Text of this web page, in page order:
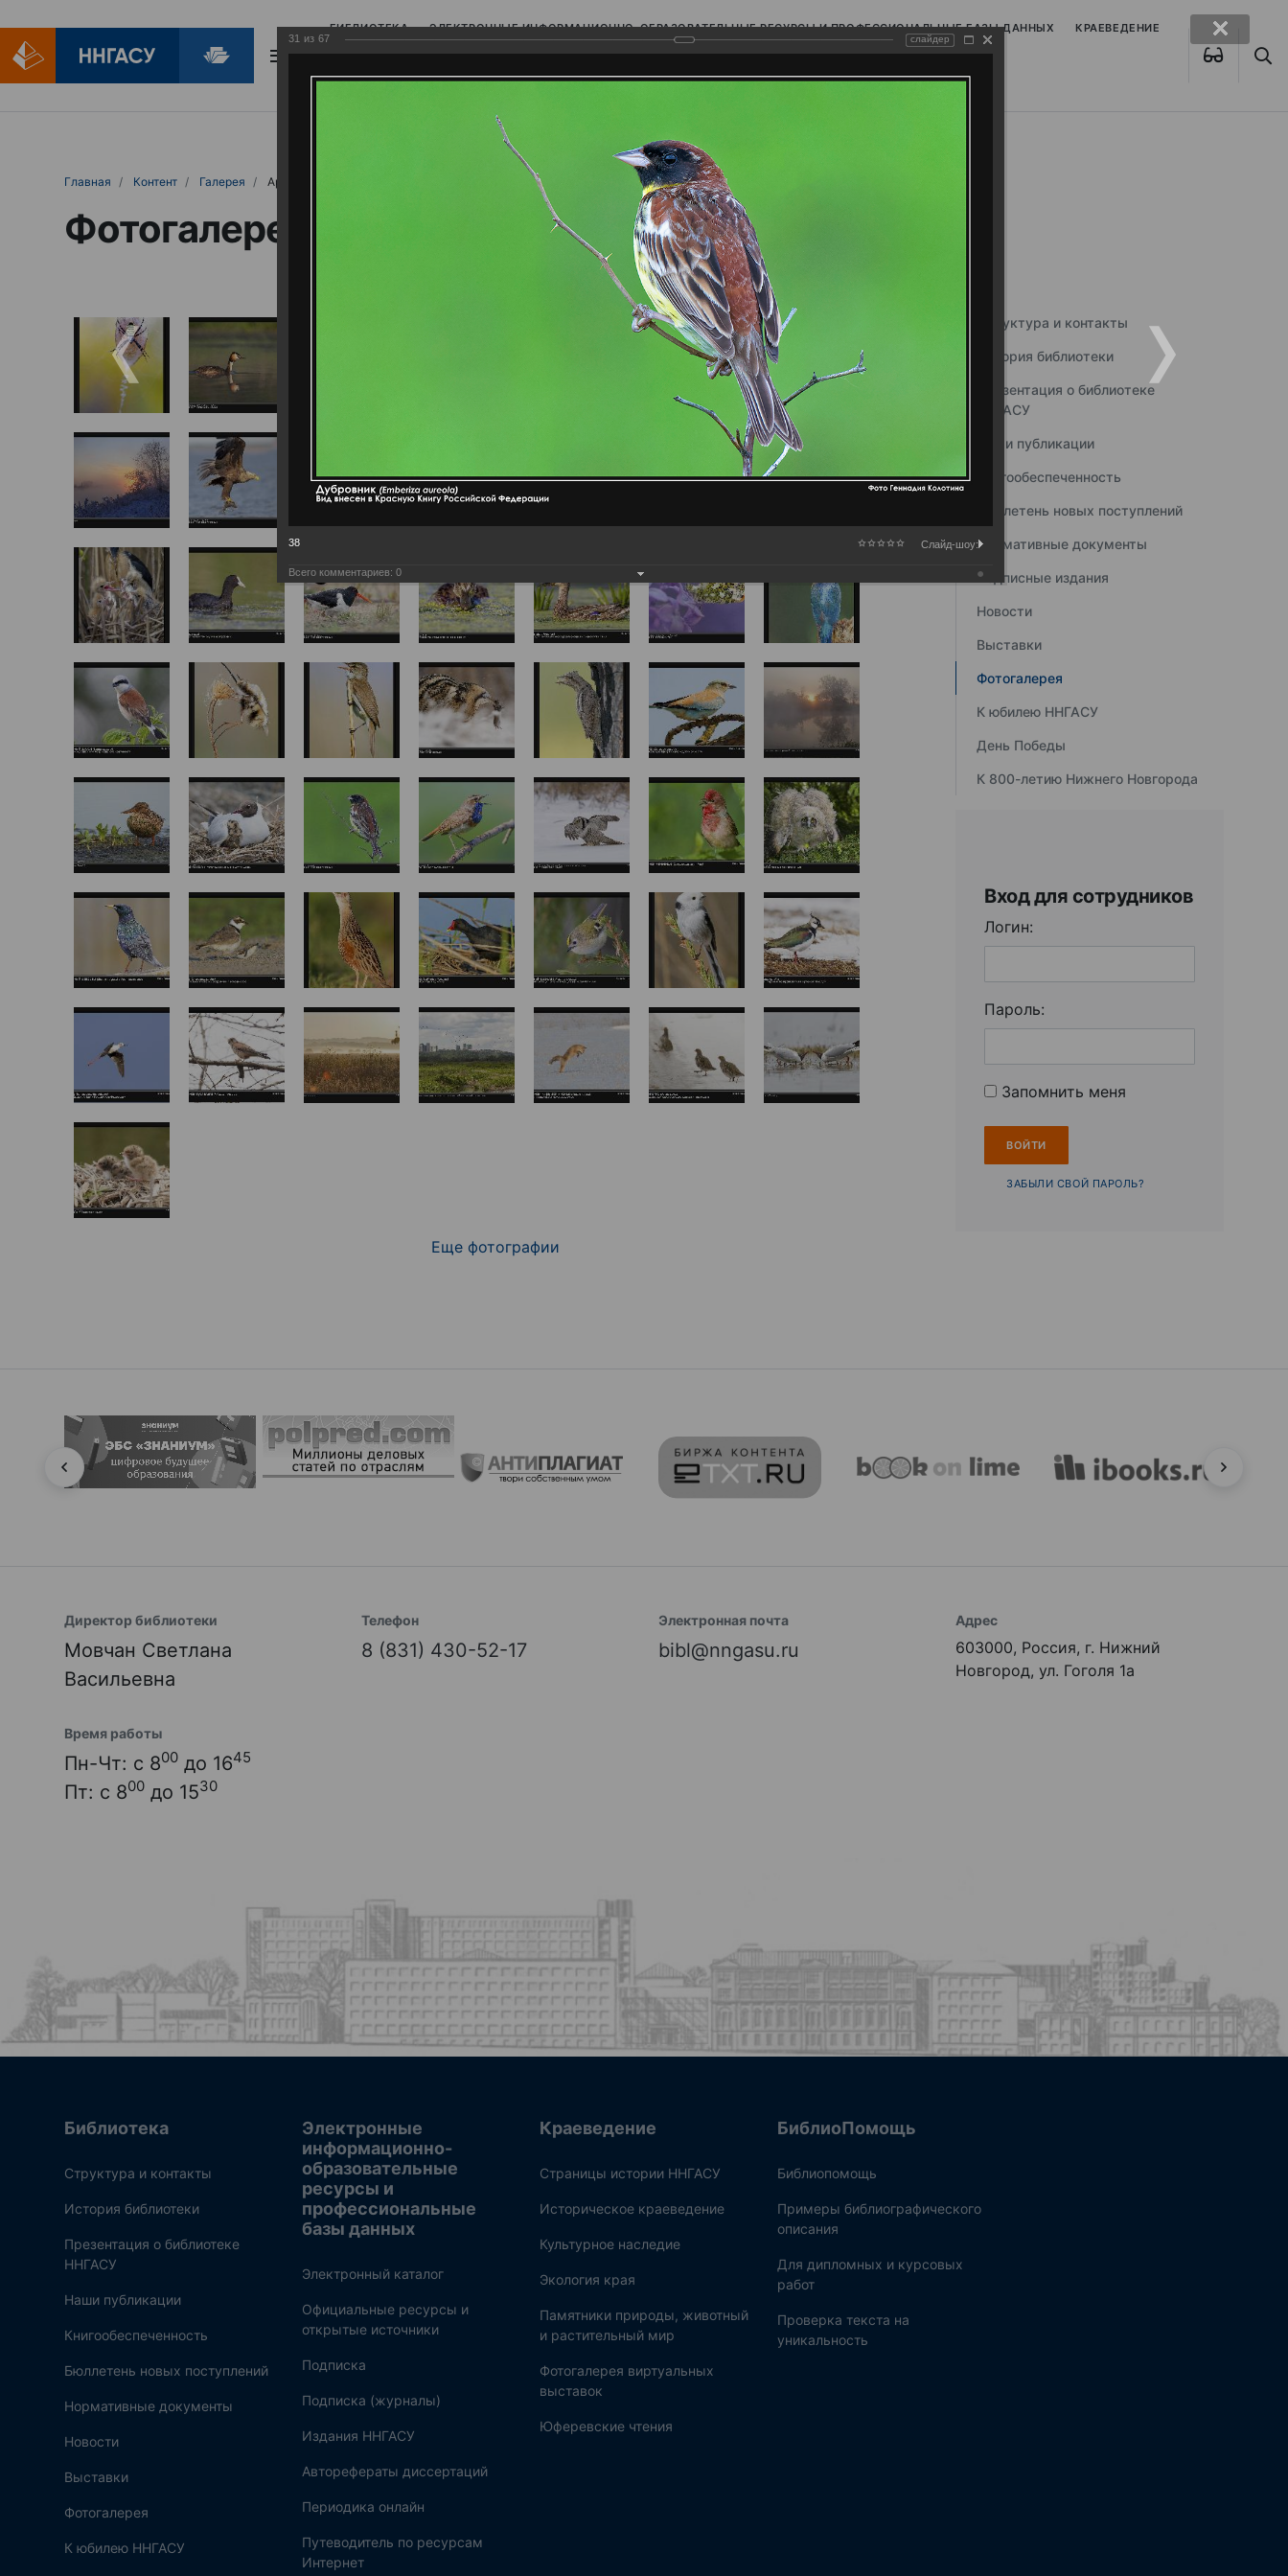
БИБЛИОТЕКА ЭЛЕКТРОННЫЕ ИНФОРМАЦИОННО-ОБРАЗОВАТЕЛЬНЫЕ РЕСУРСЫ И ПРОФЕССИОНАЛЬНЫЕ БАЗЫ ДАННЫХ КРАЕВЕДЕНИЕ
БИБЛИОПОМОЩЬ
Главная Контент Галерея Артемовские луга – жемчужина Нижегородского Поволжья
Фотогалерея
Еще фотографии
Структура и контакты
История библиотеки
Презентация о библиотеке
ННГАСУ
Наши публикации
Книгообеспеченность
Бюллетень новых поступлений
Нормативные документы
Подписные издания
Новости
Выставки
Фотогалерея
К юбилею ННГАСУ
День Победы
К 800-летию Нижнего Новгорода
Вход для сотрудников
Логин:
Пароль:
Запомнить меня
ЗАБЫЛИ СВОЙ ПАРОЛЬ?
Директор библиотеки
Мовчан Светлана
Васильевна
Телефон
8 (831) 430-52-17
Электронная почта
bibl@nngasu.ru
Адрес
603000, Россия, г. Нижний
Новгород, ул. Гоголя 1а
Время работы
Пн-Чт: с 800 до 1645
Пт: с 800 до 1530
Библиотека
Структура и контакты
История библиотеки
Презентация о библиотеке
ННГАСУ
Наши публикации
Книгообеспеченность
Бюллетень новых поступлений
Нормативные документы
Новости
Выставки
Фотогалерея
К юбилею ННГАСУ
Электронные
информационно-
образовательные
ресурсы и
профессиональные
базы данных
Электронный каталог
Официальные ресурсы и
открытые источники
Подписка
Подписка (журналы)
Издания ННГАСУ
Авторефераты диссертаций
Периодика онлайн
Путеводитель по ресурсам
Интернет
Краеведение
Страницы истории ННГАСУ
Историческое краеведение
Культурное наследие
Экология края
Памятники природы, животный
и растительный мир
Фотогалерея виртуальных
выставок
Юферевские чтения
БиблиоПомощь
Библиопомощь
Примеры библиографического
описания
Для дипломных и курсовых
работ
Проверка текста на
уникальность
31 из 67 слайдер
38 Слайд-шоу:
Всего комментариев: 0